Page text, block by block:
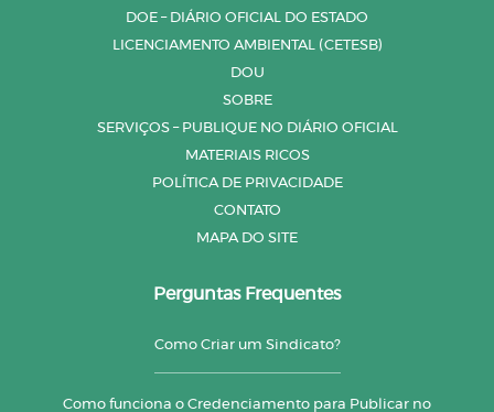
DOE – DIÁRIO OFICIAL DO ESTADO
LICENCIAMENTO AMBIENTAL (CETESB)
DOU
SOBRE
SERVIÇOS – PUBLIQUE NO DIÁRIO OFICIAL
MATERIAIS RICOS
POLÍTICA DE PRIVACIDADE
CONTATO
MAPA DO SITE
Perguntas Frequentes
Como Criar um Sindicato?
Como funciona o Credenciamento para Publicar no